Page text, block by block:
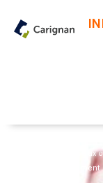
Avis aux
Avis de